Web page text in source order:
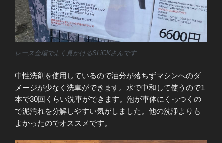
レース会場でよく見かけるSLiCKさんです
中性洗剤を使用しているので油分が落ちずマシンへのダ
メージが少なく洗車ができます。水で中和して使うので1
本で30回くらい洗車ができます。泡が車体にくっつくの
で泥汚れを分解しやすい気がしました。他の洗浄よりも
よかったのでオススメです。